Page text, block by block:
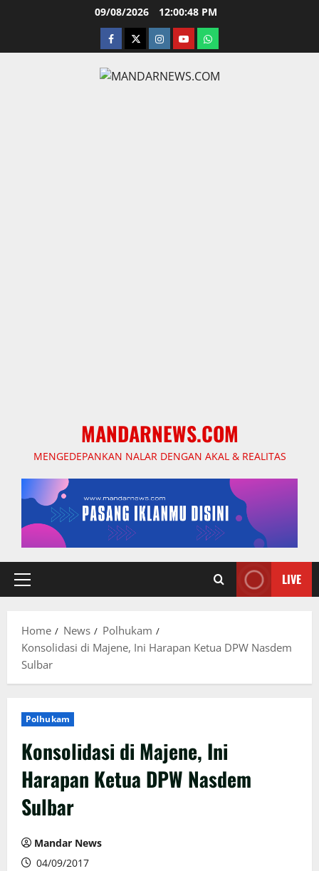
09/08/2026 12:00:49 PM
facebooktwitterinstagram.com
youtubewhatsapp
MANDARNEWS.COM
MENGEDEPANKAN NALAR DENGAN AKAL & REALITAS
Primary
LIVE
Home News
Polhukam
Konsolidasi di Majene, Ini Harapan Ketua DPW Nasdem
Sulbar
Polhukam
Konsolidasi di Majene, Ini
Harapan Ketua DPW Nasdem
Sulbar
Mandar News
04/09/2017